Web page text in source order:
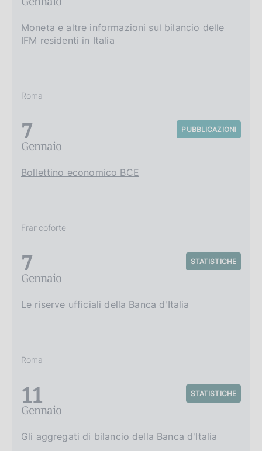
Moneta e altre informazioni sul bilancio delle
IFM residenti in Italia
Roma
7
Gennaio
PUBBLICAZIONI
Bollettino economico BCE
Francoforte
7
Gennaio
STATISTICHE
Le riserve ufficiali della Banca d'Italia
Roma
11
Gennaio
STATISTICHE
Gli aggregati di bilancio della Banca d'Italia